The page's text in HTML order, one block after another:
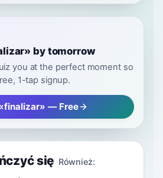
by tomorrow
you at the perfect moment so
1-tap signup.
— Free
się Również: